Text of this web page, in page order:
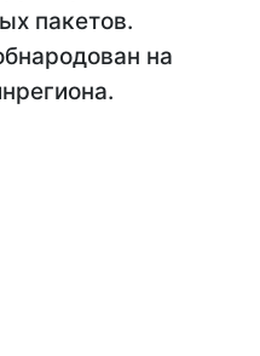
пакетов.
на